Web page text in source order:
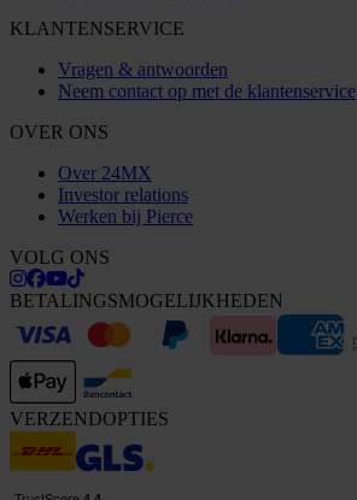
KLANTENSERVICE
Vragen & antwoorden
Neem contact op met de klantenservice
OVER ONS
Over 24MX
Investor relations
Werken bij Pierce
VOLG ONS
BETALINGSMOGELIJKHEDEN
VERZENDOPTIES